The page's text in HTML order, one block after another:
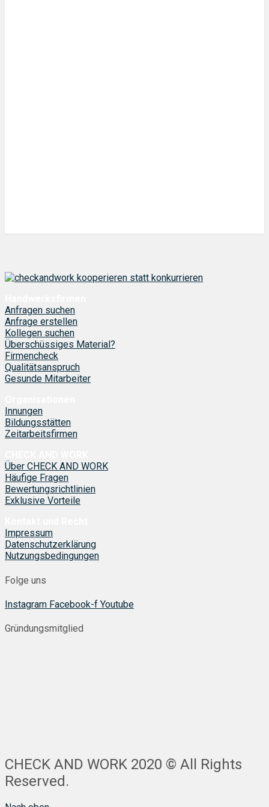
Anfragen suchen
Anfrage erstellen
Kollegen suchen
Überschüssiges Material?
Firmencheck
Qualitätsanspruch
Gesunde Mitarbeiter
Innungen
Bildungsstätten
Zeitarbeitsfirmen
Über CHECK AND WORK
Häufige Fragen
Bewertungsrichtlinien
Exklusive Vorteile
Impressum
Datenschutzerklärung
Nutzungsbedingungen
Folge uns
Instagram Facebook-f Youtube
Gründungsmitglied
CHECK AND WORK 2020 © All Rights
Reserved.